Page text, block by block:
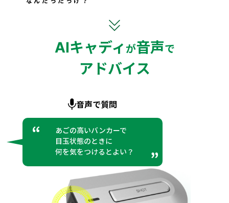
AIキャディ が音声で
アドバイス
音声で質問
“
あごの高いバンカーで
目玉状態のときに
何を気をつけるとよい？
”